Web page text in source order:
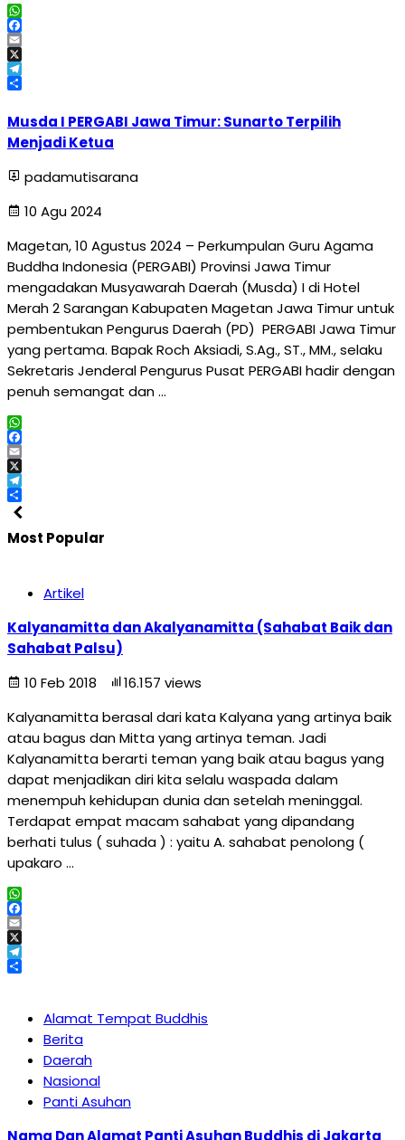
WhatsApp
Facebook
Email
X
Telegram
Musda I PERGABI Jawa Timur: Sunarto Terpilih
Menjadi Ketua
padamutisarana
10 Agu 2024
Magetan, 10 Agustus 2024 – Perkumpulan Guru Agama
Buddha Indonesia (PERGABI) Provinsi Jawa Timur
mengadakan Musyawarah Daerah (Musda) I di Hotel
Merah 2 Sarangan Kabupaten Magetan Jawa Timur untuk
pembentukan Pengurus Daerah (PD) PERGABI Jawa Timur
yang pertama. Bapak Roch Aksiadi, S.Ag., ST., MM., selaku
Sekretaris Jenderal Pengurus Pusat PERGABI hadir dengan
penuh semangat dan …
WhatsApp
Facebook
Email
X
Telegram
Share
Most Popular
Artikel
Kalyanamitta dan Akalyanamitta (Sahabat Baik dan
Sahabat Palsu)
10 Feb 2018
16.157 views
Kalyanamitta berasal dari kata Kalyana yang artinya baik
atau bagus dan Mitta yang artinya teman. Jadi
Kalyanamitta berarti teman yang baik atau bagus yang
dapat menjadikan diri kita selalu waspada dalam
menempuh kehidupan dunia dan setelah meninggal.
Terdapat empat macam sahabat yang dipandang
berhati tulus ( suhada ) : yaitu A. sahabat penolong (
upakaro …
WhatsApp
Facebook
Email
X
Telegram
Alamat Tempat Buddhis
Berita
Daerah
Nasional
Panti Asuhan
Nama Dan Alamat Panti Asuhan Buddhis di Jakarta